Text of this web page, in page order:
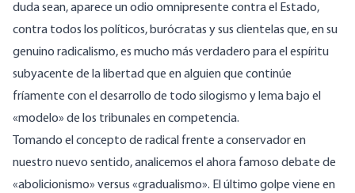
duda sean, aparece un odio omnipresente contra el Estado,
contra todos los políticos, burócratas y sus clientelas que, en su
genuino radicalismo, es mucho más verdadero para el espíritu
subyacente de la libertad que en alguien que continúe
fríamente con el desarrollo de todo silogismo y lema bajo el
«modelo» de los tribunales en competencia.
Tomando el concepto de radical frente a conservador en
nuestro nuevo sentido, analicemos el ahora famoso debate de
«abolicionismo» versus «gradualismo». El último golpe viene en